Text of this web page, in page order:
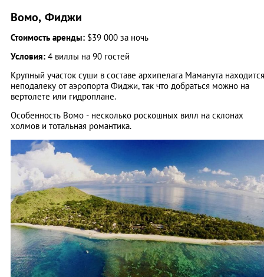
Вомо, Фиджи
Стоимость аренды: $39 000 за ночь
Условия: 4 виллы на 90 гостей
Крупный участок суши в составе архипелага Маманута находится
неподалеку от аэропорта Фиджи, так что добраться можно на
вертолете или гидроплане.
Особенность Вомо - несколько роскошных вилл на склонах
холмов и тотальная романтика.